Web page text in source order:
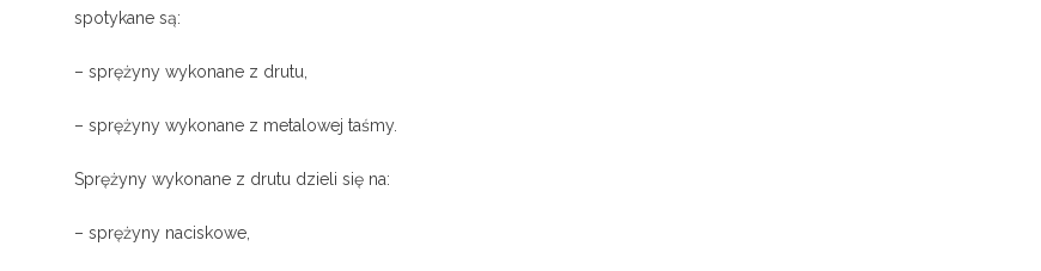
spotykane są:
– sprężyny wykonane z drutu,
– sprężyny wykonane z metalowej taśmy.
Sprężyny wykonane z drutu dzieli się na:
– sprężyny naciskowe,